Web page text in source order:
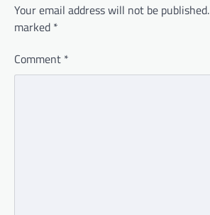
Your email address will not be published.
marked *
Comment *